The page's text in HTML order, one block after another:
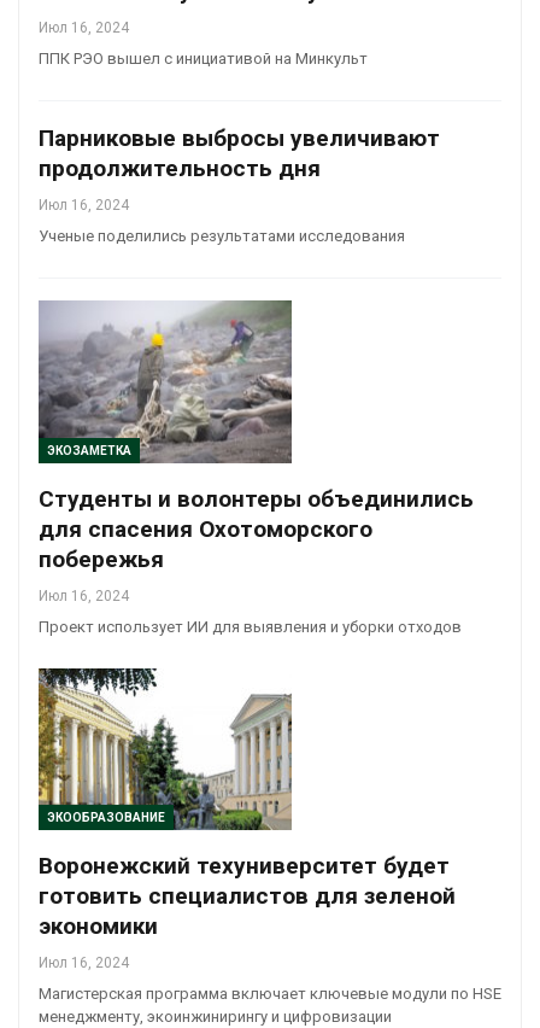
Июл 16, 2024
ППК РЭО вышел с инициативой на Минкульт
Парниковые выбросы увеличивают
продолжительность дня
Июл 16, 2024
Ученые поделились результатами исследования
ЭКОЗАМЕТКА
Студенты и волонтеры объединились
для спасения Охотоморского
побережья
Июл 16, 2024
Проект использует ИИ для выявления и уборки отходов
ЭКООБРАЗОВАНИЕ
Воронежский техуниверситет будет
готовить специалистов для зеленой
экономики
Июл 16, 2024
Магистерская программа включает ключевые модули по HSE
менеджменту, экоинжинирингу и цифровизации